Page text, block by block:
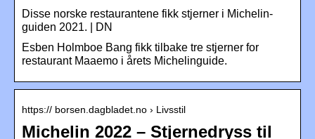
Disse norske restaurantene fikk stjerner i Michelin-
guiden 2021. | DN
Esben Holmboe Bang fikk tilbake tre stjerner for
restaurant Maaemo i årets Michelinguide.
https:// borsen.dagbladet.no › Livsstil
Michelin 2022 – Stjernedryss til